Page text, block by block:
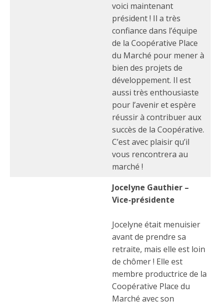
voici maintenant
président ! Il a très
confiance dans l’équipe
de la Coopérative Place
du Marché pour mener à
bien des projets de
développement. Il est
aussi très enthousiaste
pour l’avenir et espère
réussir à contribuer aux
succès de la Coopérative.
C’est avec plaisir qu’il
vous rencontrera au
marché !
Jocelyne Gauthier –
Vice-présidente
Jocelyne était menuisier
avant de prendre sa
retraite, mais elle est loin
de chômer ! Elle est
membre productrice de la
Coopérative Place du
Marché avec son